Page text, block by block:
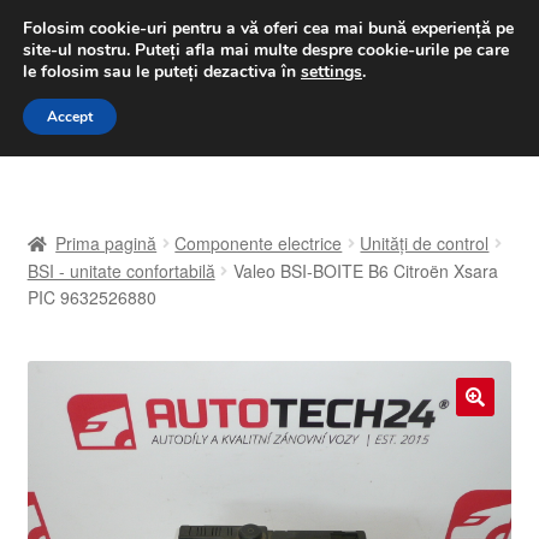
LIVRARE de la 33 lei
luni-vineri 9 a.m. - 4 p.m.031 229 6816
Sari
Sari
A lua legatura
Despre noi
Finalizare comandă
Prima pagină Componente electrice
Unități de control
BSI - unitate confortabilă
Valeo BSI-BOITE B6 Citroën Xsara
PIC 9632526880
Folosim cookie-uri pentru a vă oferi cea mai bună experiență pe
site-ul nostru. Puteți afla mai multe despre cookie-urile pe care
le folosim sau le puteți dezactiva în settings.
Accept